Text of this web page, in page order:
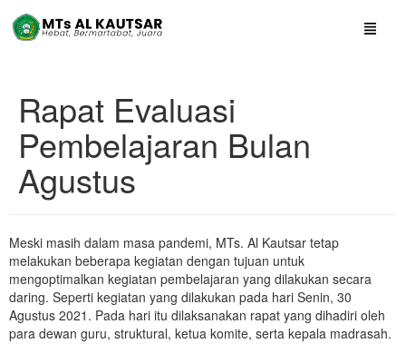
Rapat Evaluasi
Pembelajaran Bulan
Agustus
Meski masih dalam masa pandemi, MTs. Al Kautsar tetap
melakukan beberapa kegiatan dengan tujuan untuk
mengoptimalkan kegiatan pembelajaran yang dilakukan secara
daring. Seperti kegiatan yang dilakukan pada hari Senin, 30
Agustus 2021. Pada hari itu dilaksanakan rapat yang dihadiri oleh
para dewan guru, struktural, ketua komite, serta kepala madrasah.